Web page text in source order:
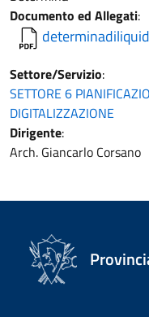
Documento ed Allegati:
Settore/Servizio:
SETTORE 6
DIGITALIZZAZIONE
Dirigente:
Arch. Giancarlo Corsano